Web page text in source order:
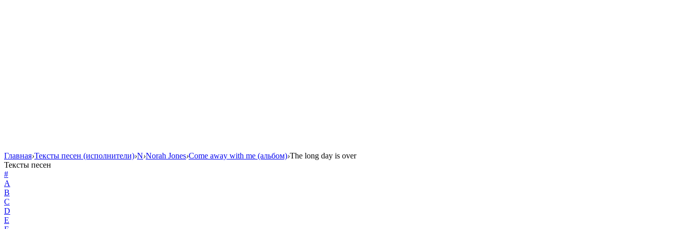
Главная›Тексты песен (исполнители)›N›Norah Jones›Come away with me (альбом)›The long day is over
Тексты песен
#
A
B
C
D
E